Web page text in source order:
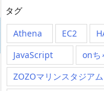
タグ
Athena
EC2
JavaScript
onち
ZOZOマリンスタジアム